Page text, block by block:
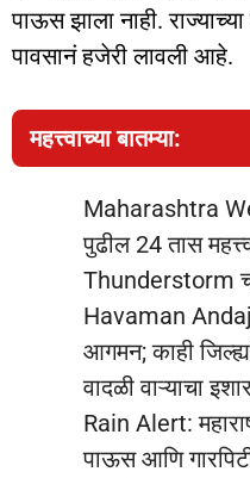
पाऊस झाला नाही.
पावसानं हजेरी लावली आहे.
महत्त्वाच्या बातम्या:
Maharashtra
पुढील 24 तास
Thunderstorm
Havaman Andaj
आगमन; काही
वादळी वाऱ्याचा
Rain Alert:
पाऊस आणि